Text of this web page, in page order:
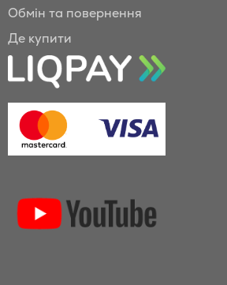
Обмін та повернення
Де купити